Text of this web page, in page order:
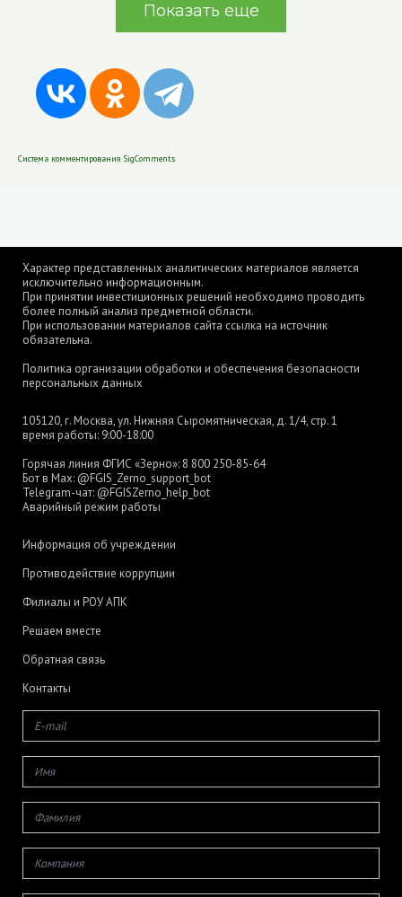
Показать еще
Система комментирования SigComments
Характер представленных аналитических материалов является
исключительно информационным.
При принятии инвестиционных решений необходимо проводить
более полный анализ предметной области.
При использовании материалов сайта ссылка на источник
обязательна.
Политика организации обработки и обеспечения безопасности
персональных данных
105120, г. Москва, ул. Нижняя Сыромятническая, д. 1/4, стр. 1
время работы: 9:00-18:00
Горячая линия ФГИС «Зерно»: 8 800 250-85-64
Бот в Max: @FGIS_Zerno_support_bot
Telegram-чат: @FGISZerno_help_bot
Аварийный режим работы
Информация об учреждении
Противодействие коррупции
Филиалы и РОУ АПК
Решаем вместе
Обратная связь
Контакты